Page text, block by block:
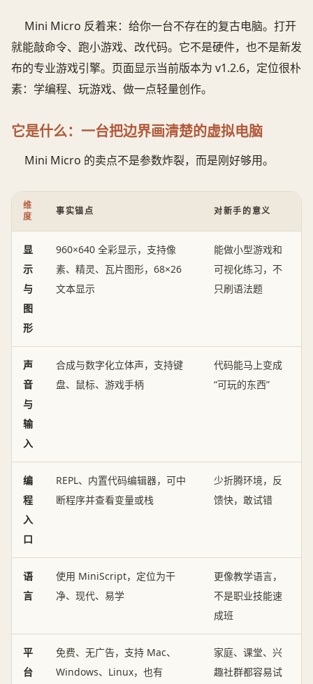
Mini Micro 反着来：给你一台不存在的复古电脑。打开
就能敲命令、跑小游戏、改代码。它不是硬件，也不是新发
布的专业游戏引擎。页面显示当前版本为 v1.2.6，定位很朴
素：学编程、玩游戏、做一点轻量创作。
它是什么：一台把边界画清楚的虚拟电脑
Mini Micro 的卖点不是参数炸裂，而是刚好够用。
维
度
事实锚点 对新手的意义
显
示
与
图
形
960×640 全彩显示，支持像
素、精灵、瓦片图形，68×26
文本显示
能做小型游戏和
可视化练习，不
只刷语法题
声
音
与
输
入
合成与数字化立体声，支持键
盘、鼠标、游戏手柄
代码能马上变成
“可玩的东西”
编
程
入
口
REPL、内置代码编辑器，可中
断程序并查看变量或栈
少折腾环境，反
馈快，敢试错
语
言
使用 MiniScript，定位为干
净、现代、易学
更像教学语言，
不是职业技能速
成班
平
台
免费、无广告，支持 Mac、
Windows、Linux，也有
家庭、课堂、兴
趣社群都容易试